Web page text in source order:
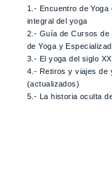
1.- Encuentro de
integral del yoga
2.- Guía de Cursos de
de Yoga y
3.- El yoga del siglo
4.- Retiros y viajes de
(actualizados)
5.- La historia oculta